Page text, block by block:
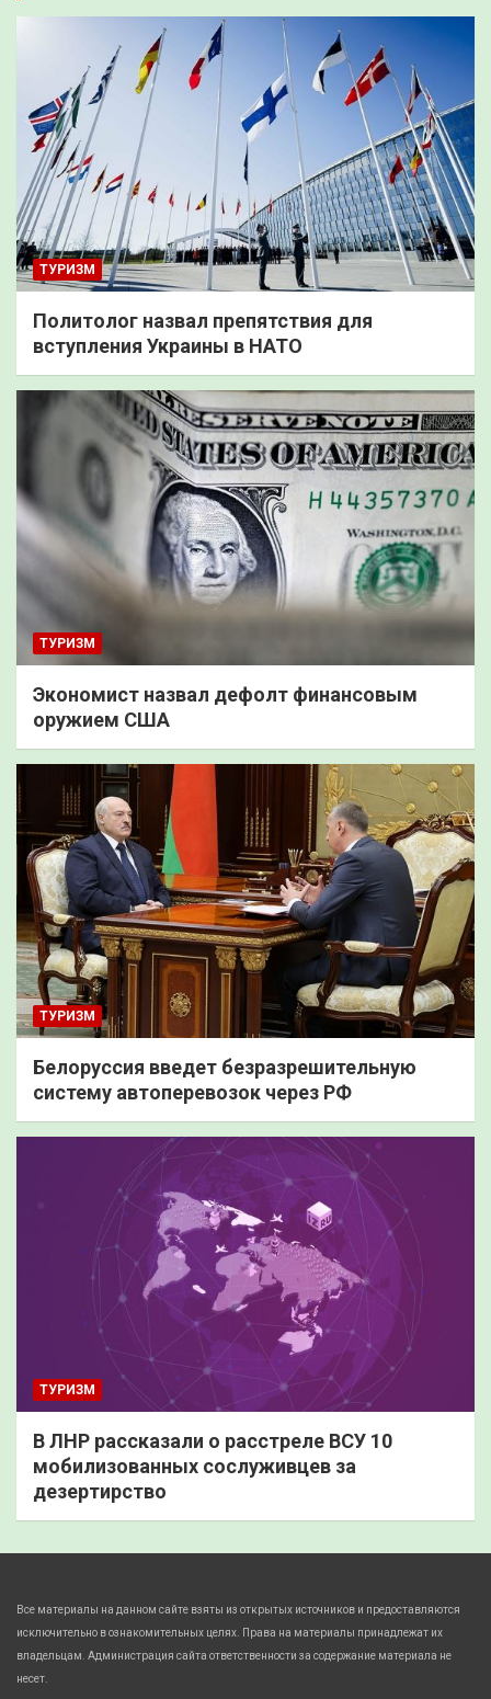
ТУРИЗМ
Политолог назвал препятствия для
вступления Украины в НАТО
ТУРИЗМ
Экономист назвал дефолт финансовым
оружием США
ТУРИЗМ
Белоруссия введет безразрешительную
систему автоперевозок через РФ
ТУРИЗМ
В ЛНР рассказали о расстреле ВСУ 10
мобилизованных сослуживцев за
дезертирство
Все материалы на данном сайте взяты из открытых источников и предоставляются
исключительно в ознакомительных целях. Права на материалы принадлежат их
владельцам. Администрация сайта ответственности за содержание материала не
несет.